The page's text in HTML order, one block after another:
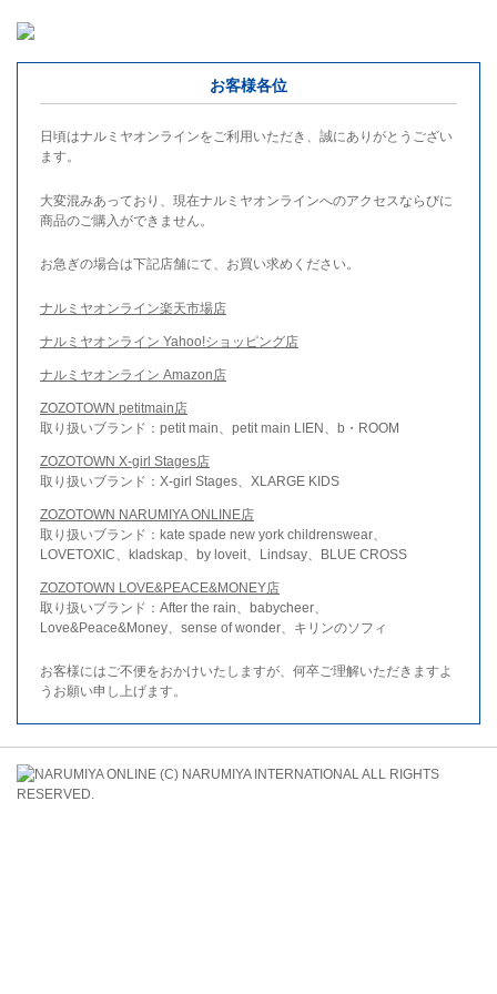
お客様各位
日頃はナルミヤオンラインをご利用いただき、誠にありがとうござい
ます。
大変混みあっており、現在ナルミヤオンラインへのアクセスならびに
商品のご購入ができません。
お急ぎの場合は下記店舗にて、お買い求めください。
ナルミヤオンライン楽天市場店
ナルミヤオンライン Yahoo!ショッピング店
ナルミヤオンライン Amazon店
ZOZOTOWN petitmain店
取り扱いブランド：petit main、petit main LIEN、b・ROOM
ZOZOTOWN X-girl Stages店
取り扱いブランド：X-girl Stages、XLARGE KIDS
ZOZOTOWN NARUMIYA ONLINE店
取り扱いブランド：kate spade new york childrenswear、
LOVETOXIC、kladskap、by loveit、Lindsay、BLUE CROSS
ZOZOTOWN LOVE&PEACE&MONEY店
取り扱いブランド：After the rain、babycheer、
Love&Peace&Money、sense of wonder、キリンのソフィ
お客様にはご不便をおかけいたしますが、何卒ご理解いただきますよ
うお願い申し上げます。